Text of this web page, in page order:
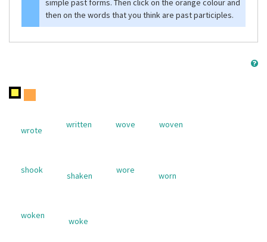
simple past forms. Then click on the orange colour and
then on the words that you think are past participles.
wrote
written wove woven
shook
shaken
wore
worn
woken
woke